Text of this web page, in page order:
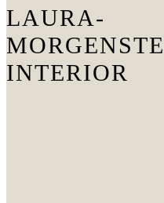
LAURA-
INTERIOR